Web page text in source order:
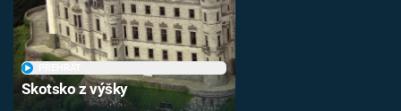
Skotsko z výšky